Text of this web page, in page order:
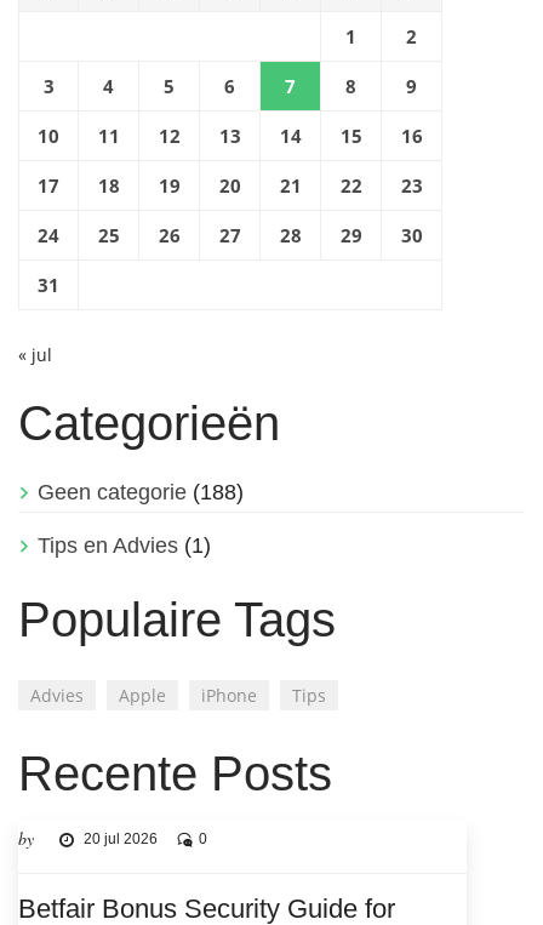
1 2
3 4 5 6 7 8 9
10 11 12 13 14 15 16
17 18 19 20 21 22 23
24 25 26 27 28 29 30
31
« jul
Categorieën
Geen categorie (188)
Tips en Advies (1)
Populaire Tags
Advies Apple iPhone Tips
Recente Posts
by 20 jul 2026 0
Betfair Bonus Security Guide for